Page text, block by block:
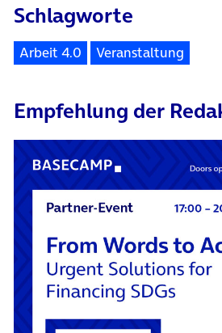
Schlagworte
Arbeit 4.0 Veranstaltung
Empfehlung der